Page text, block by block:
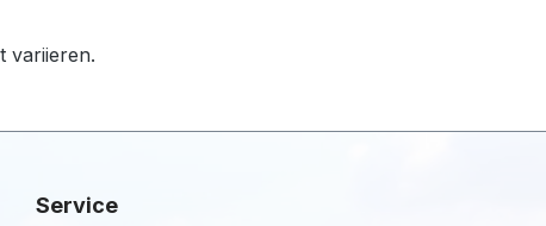
variieren.
Service